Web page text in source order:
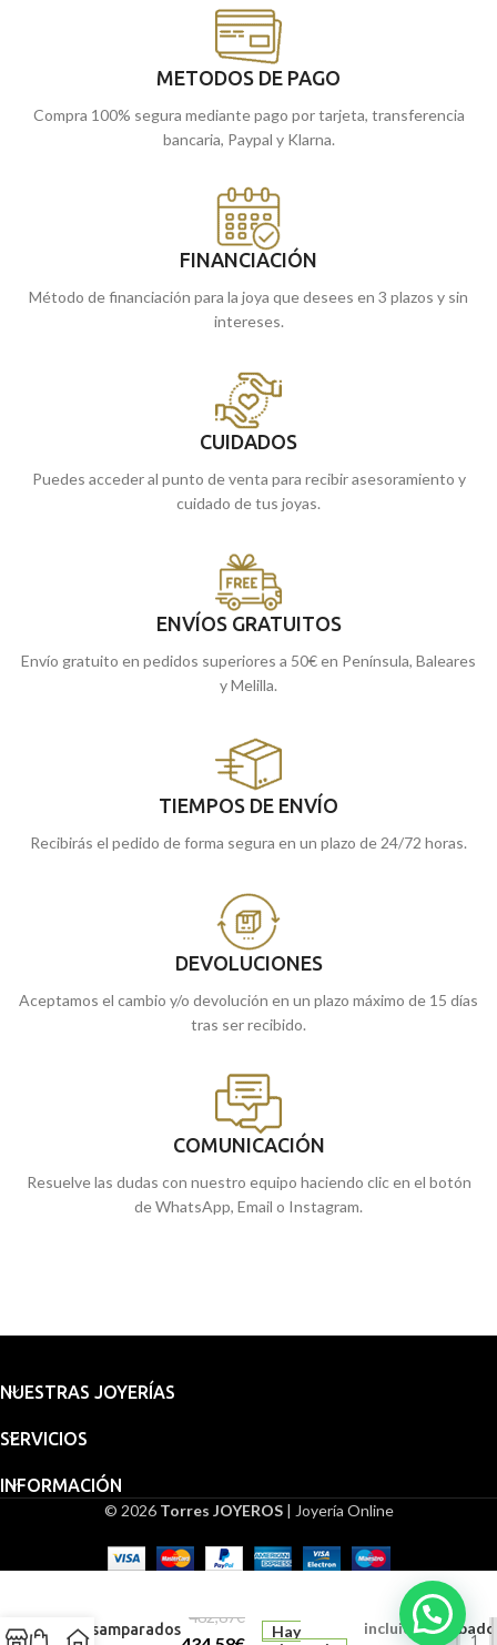
METODOS DE PAGO
Compra 100% segura mediante pago por tarjeta, transferencia
bancaria, Paypal y Klarna.
FINANCIACIÓN
Método de financiación para la joya que desees en 3 plazos y sin
intereses.
CUIDADOS
Puedes acceder al punto de venta para recibir asesoramiento y
cuidado de tus joyas.
ENVÍOS GRATUITOS
Envío gratuito en pedidos superiores a 50€ en Península, Baleares
y Melilla.
TIEMPOS DE ENVÍO
Recibirás el pedido de forma segura en un plazo de 24/72 horas.
DEVOLUCIONES
Aceptamos el cambio y/o devolución en un plazo máximo de 15 días
tras ser recibido.
COMUNICACIÓN
Resuelve las dudas con nuestro equipo haciendo clic en el botón
de WhatsApp, Email o Instagram.
NUESTRAS JOYERÍAS
SERVICIOS
INFORMACIÓN
© 2026 Torres JOYEROS| Joyería Online
Desamparados
482,87€
Hay
Embalaje
regalo
incluido.
-